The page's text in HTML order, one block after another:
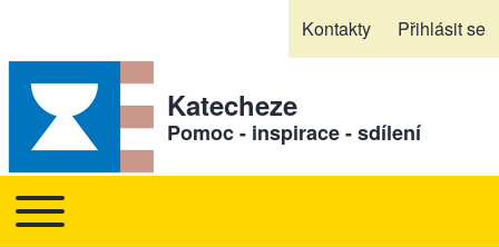
Kontakty Přihlásit se
Katecheze
Pomoc - inspirace - sdílení
Hlavní navigace
Toggle main menu